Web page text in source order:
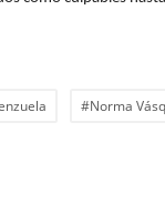
#Norma